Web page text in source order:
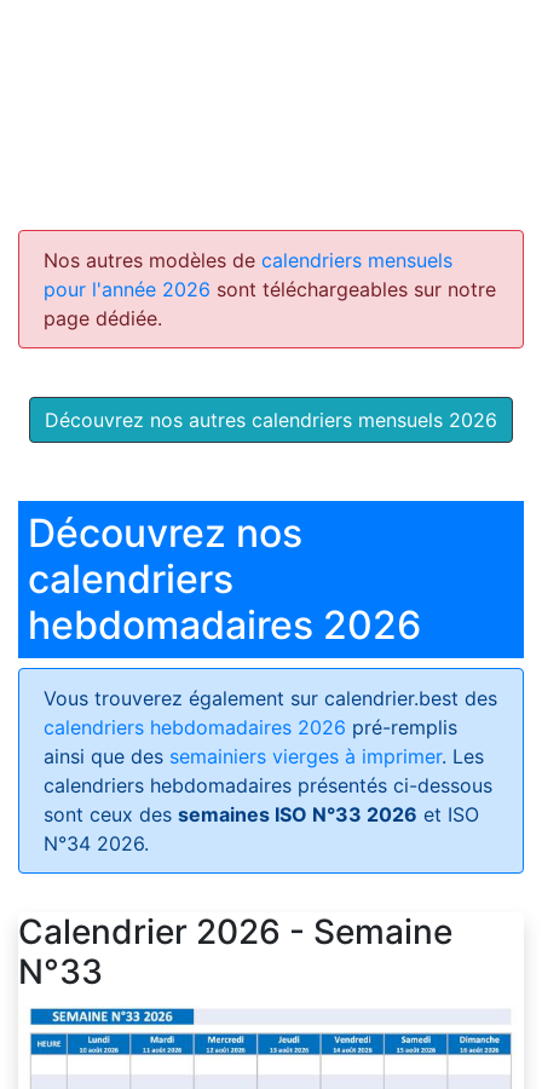
Nos autres modèles de calendriers mensuels
pour l'année 2026 sont téléchargeables sur notre
page dédiée.
Découvrez nos autres calendriers mensuels 2026
Découvrez nos
calendriers
hebdomadaires 2026
Vous trouverez également sur calendrier.best des
calendriers hebdomadaires 2026 pré-remplis
ainsi que des semainiers vierges à imprimer. Les
calendriers hebdomadaires présentés ci-dessous
sont ceux des semaines ISO N°33 2026 et ISO
N°34 2026.
Calendrier 2026 - Semaine
N°33